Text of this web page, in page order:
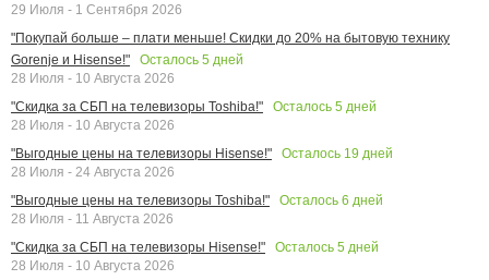
29 Июля - 1 Сентября 2026
"Покупай больше – плати меньше! Скидки до 20% на бытовую технику
Gorenje и Hisense!"
Осталось 5 дней
28 Июля - 10 Августа 2026
"Скидка за СБП на телевизоры Toshiba!"
Осталось 5 дней
28 Июля - 10 Августа 2026
"Выгодные цены на телевизоры Hisense!"
Осталось 19 дней
28 Июля - 24 Августа 2026
"Выгодные цены на телевизоры Toshiba!"
Осталось 6 дней
28 Июля - 11 Августа 2026
"Скидка за СБП на телевизоры Hisense!"
Осталось 5 дней
28 Июля - 10 Августа 2026